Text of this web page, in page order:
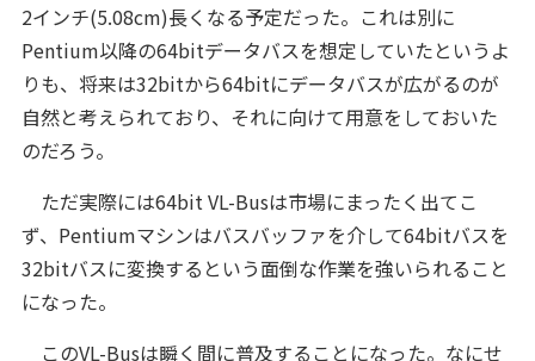
2インチ(5.08cm)長くなる予定だった。これは別に
Pentium以降の64bitデータバスを想定していたというよ
りも、将来は32bitから64bitにデータバスが広がるのが
自然と考えられており、それに向けて用意をしておいた
のだろう。
ただ実際には64bit VL-Busは市場にまったく出てこ
ず、Pentiumマシンはバスバッファを介して64bitバスを
32bitバスに変換するという面倒な作業を強いられること
になった。
このVL-Busは瞬く間に普及することになった。なにせ